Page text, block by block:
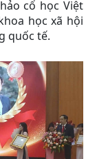
cổ học Việt
học xã hội
quốc tế.